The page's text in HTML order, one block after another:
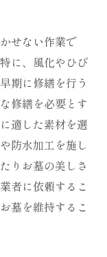
せない作業で
に、風化やひび
期に修繕を行う
修繕を必要とす
適した素材を選
防水加工を施し
りお墓の美しさ
者に依頼するこ
墓を維持するこ